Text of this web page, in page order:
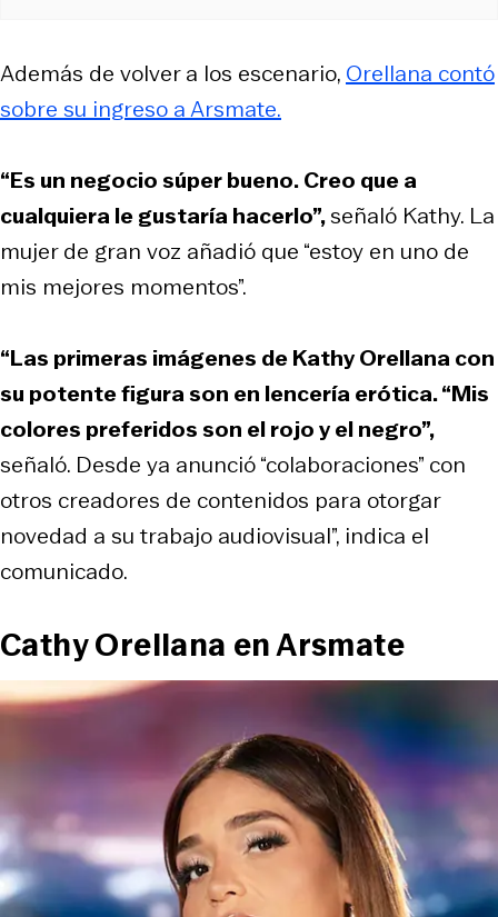
Además de volver a los escenario, Orellana contó
sobre su ingreso a Arsmate.
“Es un negocio súper bueno. Creo que a
cualquiera le gustaría hacerlo”,señaló Kathy. La
mujer de gran voz añadió que “estoy en uno de
mis mejores momentos”.
“Las primeras imágenes de Kathy Orellana con
su potente figura son en lencería erótica. “Mis
colores preferidos son el rojo y el negro”,
señaló. Desde ya anunció “colaboraciones” con
otros creadores de contenidos para otorgar
novedad a su trabajo audiovisual”, indica el
comunicado.
Cathy Orellana en Arsmate